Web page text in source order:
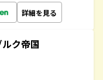
詳細を見る
ク帝国